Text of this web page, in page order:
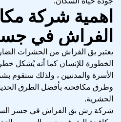
اهمية شركة
الفراش في
يعتبر بق الفراش من الحشرات
الخطورة للإنسان كما أنه يُشكل
الأسرة والمدنيين ، ولذلك سنقوم
وطرق مكافحته بأفضل الطرق
الحشرية.
شركة رش بق الفراش في جسر